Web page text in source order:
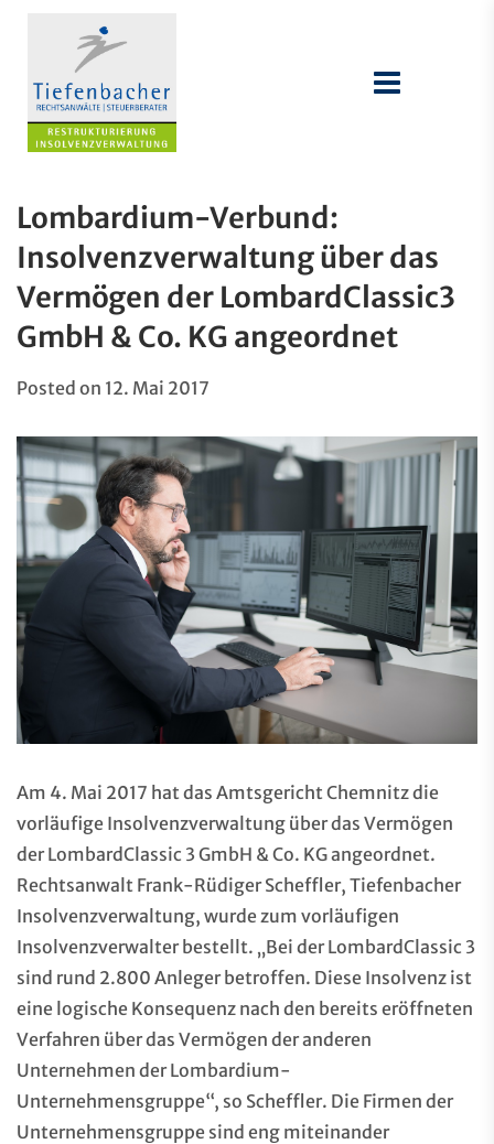
Lombardium-Verbund:
Insolvenzverwaltung über das
Vermögen der LombardClassic3
GmbH & Co. KG angeordnet
Posted on 12. Mai 2017
Am 4. Mai 2017 hat das Amtsgericht Chemnitz die
vorläufige Insolvenzverwaltung über das Vermögen
der LombardClassic 3 GmbH & Co. KG angeordnet.
Rechtsanwalt Frank-Rüdiger Scheffler, Tiefenbacher
Insolvenzverwaltung, wurde zum vorläufigen
Insolvenzverwalter bestellt. „Bei der LombardClassic 3
sind rund 2.800 Anleger betroffen. Diese Insolvenz ist
eine logische Konsequenz nach den bereits eröffneten
Verfahren über das Vermögen der anderen
Unternehmen der Lombardium-
Unternehmensgruppe“, so Scheffler. Die Firmen der
Unternehmensgruppe sind eng miteinander